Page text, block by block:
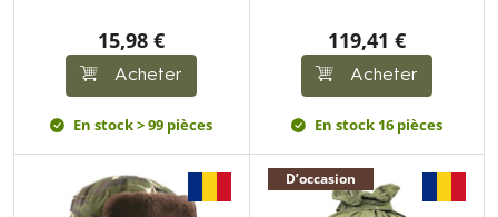
15,98 €
Acheter
En stock > 99 pièces
119,41 €
Acheter
En stock 16 pièces
D’occasion